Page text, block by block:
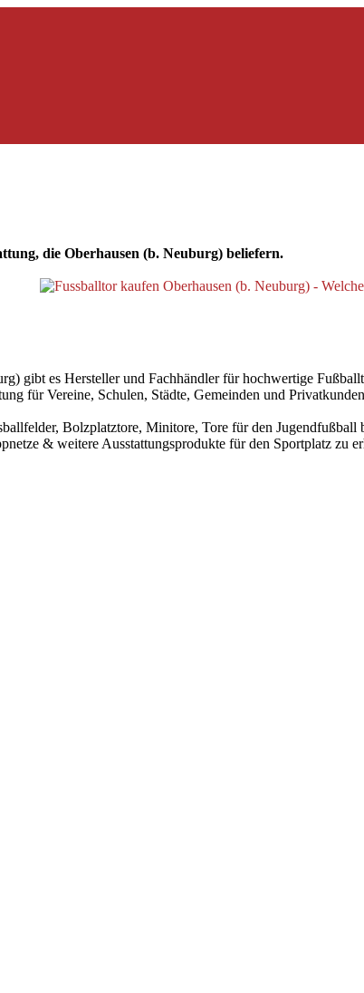
die Oberhausen (b. Neuburg) beliefern.
gibt es Hersteller und Fachhändler für hochwertige
für Vereine, Schulen, Städte, Gemeinden und
Bolzplatztore, Minitore, Tore für den
& weitere Ausstattungsprodukte für den Sportplatz zu